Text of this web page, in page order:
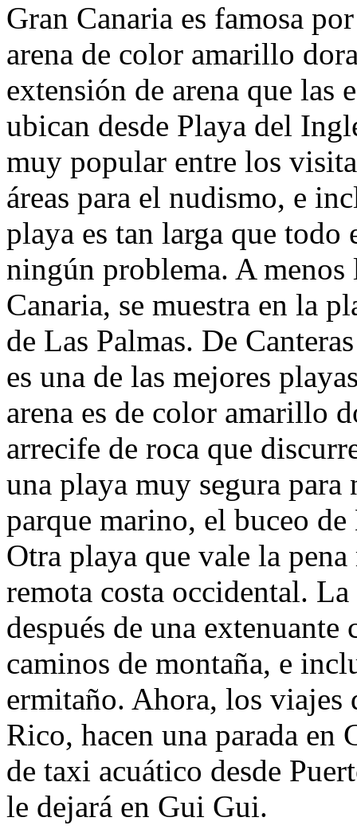
Gran Canaria es famosa
arena de color amarillo
extensión de arena que las
ubican desde Playa del
muy popular entre los
áreas para el nudismo, e
playa es tan larga que
ningún problema. A menos
Canaria, se muestra en la
de Las Palmas. De
es una de las mejores
arena es de color amarillo
arrecife de roca que
una playa muy segura para
parque marino, el buceo
Otra playa que vale la
remota costa occidental.
después de una
caminos de montaña, e
ermitaño. Ahora, los viajes
Rico, hacen una parada
de taxi acuático desde
le dejará en Gui Gui.